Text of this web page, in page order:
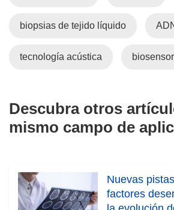
biopsias de tejido líquido
tecnología acústica
Descubra otros
mismo campo de
Nuevas
factores